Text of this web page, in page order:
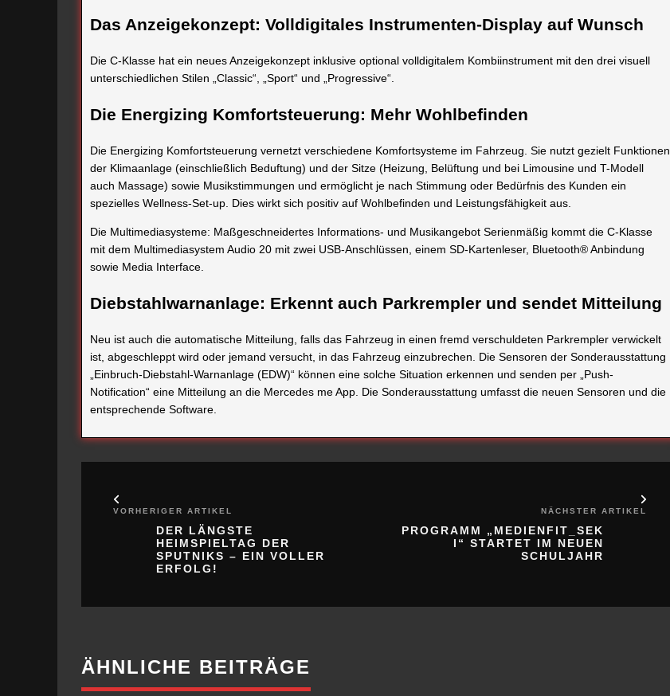
Das Anzeigekonzept: Volldigitales Instrumenten-Display auf Wunsch
Die C-Klasse hat ein neues Anzeigekonzept inklusive optional volldigitalem Kombiinstrument mit den drei visuell
unterschiedlichen Stilen „Classic“, „Sport“ und „Progressive“.
Die Energizing Komfortsteuerung: Mehr Wohlbefinden
Die Energizing Komfortsteuerung vernetzt verschiedene Komfortsysteme im Fahrzeug. Sie nutzt gezielt Funktionen
der Klimaanlage (einschließlich Beduftung) und der Sitze (Heizung, Belüftung und bei Limousine und T-Modell
auch Massage) sowie Musikstimmungen und ermöglicht je nach Stimmung oder Bedürfnis des Kunden ein
spezielles Wellness-Set-up. Dies wirkt sich positiv auf Wohlbefinden und Leistungsfähigkeit aus.
Die Multimediasysteme: Maßgeschneidertes Informations- und Musikangebot Serienmäßig kommt die C-Klasse
mit dem Multimediasystem Audio 20 mit zwei USB-Anschlüssen, einem SD-Kartenleser, Bluetooth® Anbindung
sowie Media Interface.
Diebstahlwarnanlage: Erkennt auch Parkrempler und sendet Mitteilung
Neu ist auch die automatische Mitteilung, falls das Fahrzeug in einen fremd verschuldeten Parkrempler verwickelt
ist, abgeschleppt wird oder jemand versucht, in das Fahrzeug einzubrechen. Die Sensoren der Sonderausstattung
„Einbruch-Diebstahl-Warnanlage (EDW)“ können eine solche Situation erkennen und senden per „Push-
Notification“ eine Mitteilung an die Mercedes me App. Die Sonderausstattung umfasst die neuen Sensoren und die
entsprechende Software.
VORHERIGER ARTIKEL
DER LÄNGSTE
HEIMSPIELTAG DER
SPUTNIKS – EIN VOLLER
ERFOLG!
NÄCHSTER ARTIKEL
PROGRAMM „MEDIENFIT_SEK
I“ STARTET IM NEUEN
SCHULJAHR
ÄHNLICHE BEITRÄGE